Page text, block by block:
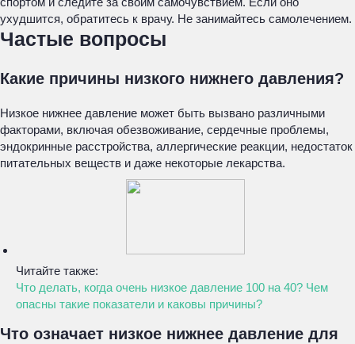
ухудшится, обратитесь к врачу. Не занимайтесь самолечением.
Частые вопросы
Какие причины низкого нижнего давления?
Низкое нижнее давление может быть вызвано различными
факторами, включая обезвоживание, сердечные проблемы,
эндокринные расстройства, аллергические реакции, недостаток
питательных веществ и даже некоторые лекарства.
Читайте также:
Что делать, когда очень низкое давление 100 на 40? Чем
опасны такие показатели и каковы причины?
Что означает низкое нижнее давление для